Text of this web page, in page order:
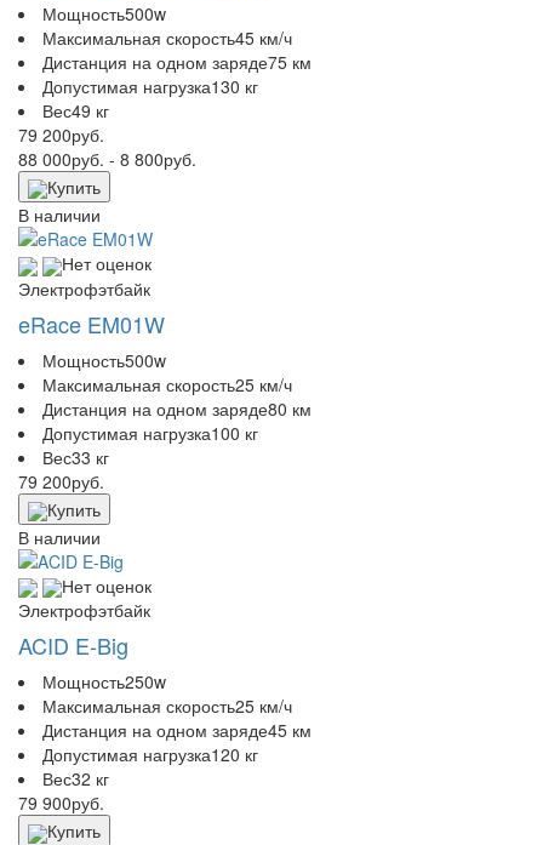
Мощность500w
Максимальная скорость45 км/ч
Дистанция на одном заряде75 км
Допустимая нагрузка130 кг
Вес49 кг
79 200руб.
88 000руб. - 8 800руб.
Купить
В наличии
Нет оценок
Электрофэтбайк
eRace EM01W
Мощность500w
Максимальная скорость25 км/ч
Дистанция на одном заряде80 км
Допустимая нагрузка100 кг
Вес33 кг
79 200руб.
Купить
В наличии
Нет оценок
Электрофэтбайк
ACID E-Big
Мощность250w
Максимальная скорость25 км/ч
Дистанция на одном заряде45 км
Допустимая нагрузка120 кг
Вес32 кг
79 900руб.
Купить